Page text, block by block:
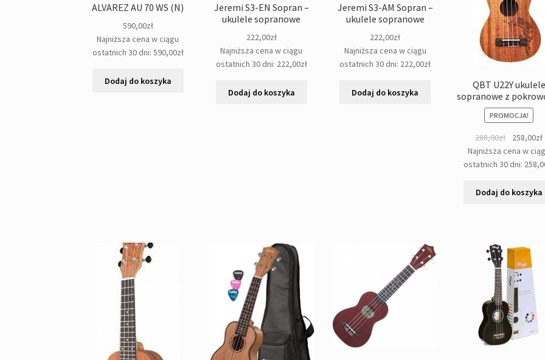
ALVAREZ AU 70 WS (N)
590,00zł
Najniższa cena w ciągu
ostatnich 30 dni: 590,00zł
Dodaj do koszyka
Jeremi S3-EN Sopran –
ukulele sopranowe
222,00zł
Najniższa cena w ciągu
ostatnich 30 dni: 222,00zł
Dodaj do koszyka
Jeremi S3-AM Sopran –
ukulele sopranowe
222,00zł
Najniższa cena w ciągu
ostatnich 30 dni: 222,00zł
Dodaj do koszyka
QBT U22Y ukulele
sopranowe z
PROMOCJA!
288,00zł
Pierwotna
cena
wynosiła:
258,00zł
Najniższa cena w
ostatnich 30 dni:
Dodaj do koszyka